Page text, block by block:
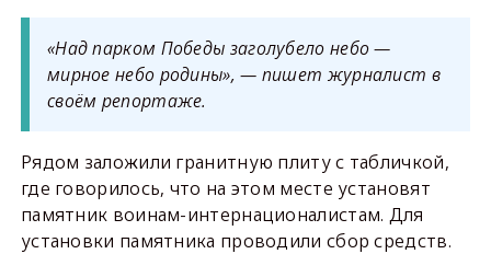
«Над парком Победы заголубело небо —
мирное небо родины», — пишет журналист в
своём репортаже.
Рядом заложили гранитную плиту с табличкой,
где говорилось, что на этом месте установят
памятник воинам-интернационалистам. Для
установки памятника проводили сбор средств.